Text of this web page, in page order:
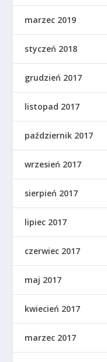
marzec 2019
styczeń 2018
grudzień 2017
listopad 2017
październik 2017
wrzesień 2017
sierpień 2017
lipiec 2017
czerwiec 2017
maj 2017
kwiecień 2017
marzec 2017